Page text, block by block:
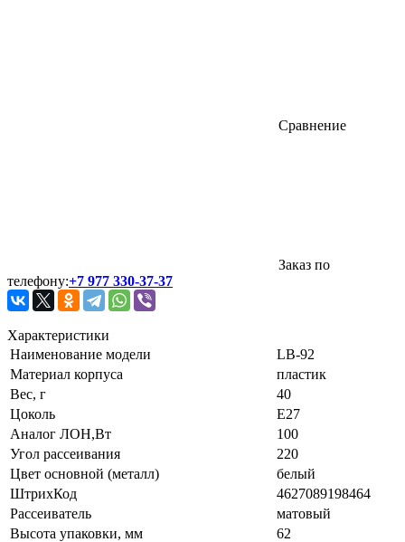
Сравнение
Заказ по
телефону:+7 977 330-37-37
Характеристики
Наименование модели
LB-92
Материал корпуса
пластик
Вес, г
40
Цоколь
E27
Аналог ЛОН,Вт
100
Угол рассеивания
220
Цвет основной (металл)
белый
ШтрихКод
4627089198464
Рассеиватель
матовый
Высота упаковки, мм
62